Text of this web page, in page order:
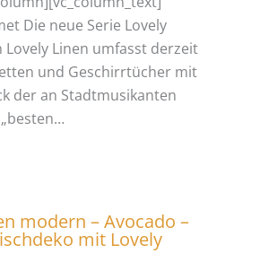
Die neue Serie Lovely
Linen umfasst derzeit
und Geschirrtücher mit
der an Stadtmusikanten
modern – Avocado –
mit Lovely